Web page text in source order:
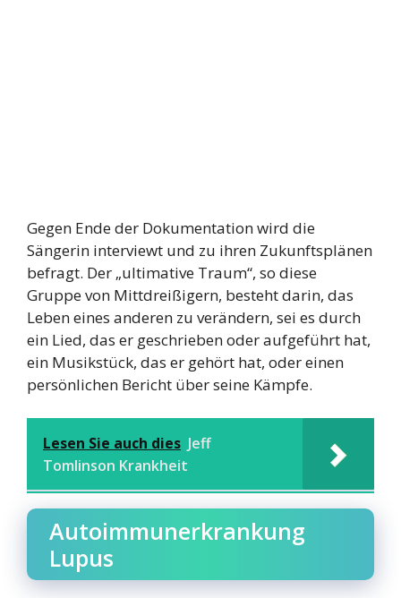
Gegen Ende der Dokumentation wird die
Sängerin interviewt und zu ihren Zukunftsplänen
befragt. Der „ultimative Traum“, so diese
Gruppe von Mittdreißigern, besteht darin, das
Leben eines anderen zu verändern, sei es durch
ein Lied, das er geschrieben oder aufgeführt hat,
ein Musikstück, das er gehört hat, oder einen
persönlichen Bericht über seine Kämpfe.
Lesen Sie auch dies Jeff
Tomlinson Krankheit
Autoimmunerkrankung
Lupus